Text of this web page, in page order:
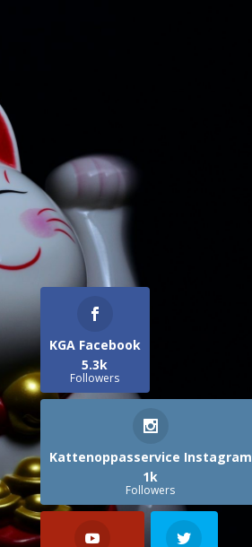
KGA Facebook
5.3k
Followers
Kattenoppasservice Instagram
1k
Followers